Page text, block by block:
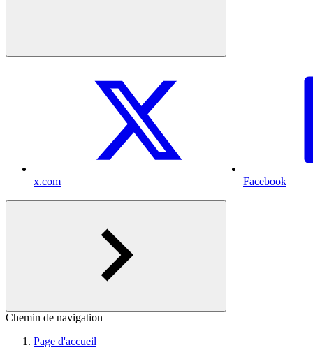
x.com Facebook
Chemin de navigation
Page d'accueil